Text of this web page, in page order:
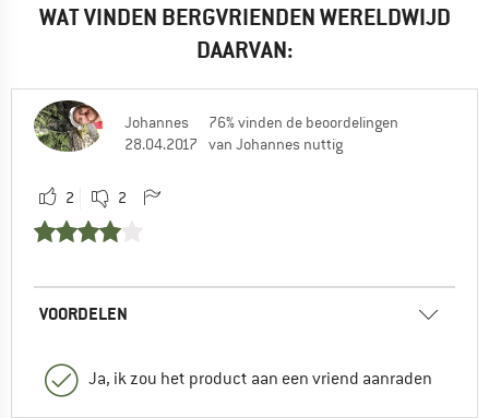
WAT VINDEN BERGVRIENDEN WERELDWIJD
DAARVAN:
Johannes
28.04.2017
76% vinden de beoordelingen
van Johannes nuttig
2 2
VOORDELEN
Ja, ik zou het product aan een vriend aanraden